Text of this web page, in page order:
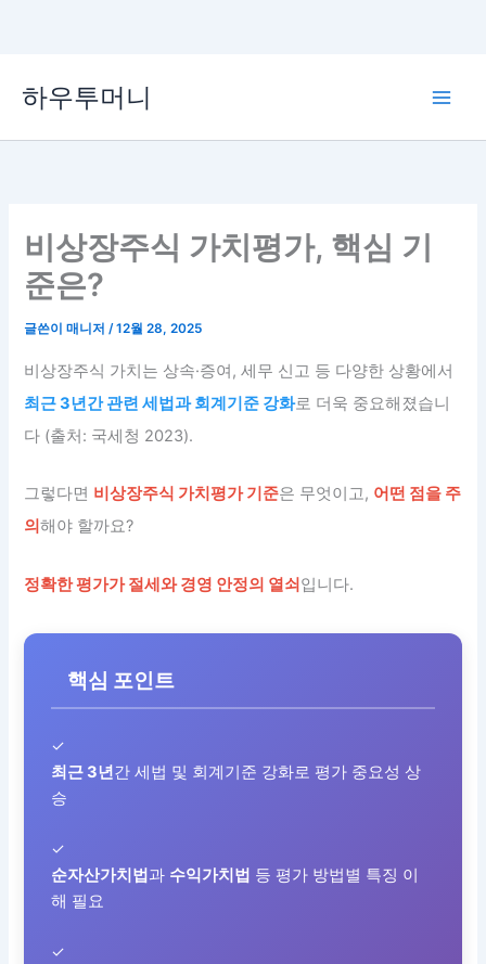
로
하우투머니
비상장주식 가치평가, 핵심 기
준은?
글쓴이매니저/12월 28, 2025
비상장주식 가치는 상속·증여, 세무 신고 등 다양한 상황에서
최근 3년간 관련 세법과 회계기준 강화로 더욱 중요해졌습니
다 (출처: 국세청 2023).
그렇다면 비상장주식 가치평가 기준은 무엇이고, 어떤 점을 주
의해야 할까요?
정확한 평가가 절세와 경영 안정의 열쇠입니다.
핵심 포인트
✓
최근 3년간 세법 및 회계기준 강화로 평가 중요성 상
승
✓
순자산가치법과 수익가치법 등 평가 방법별 특징 이
해 필요
✓